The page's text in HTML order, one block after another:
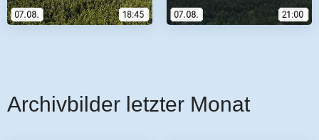
Archivbilder letzter Monat